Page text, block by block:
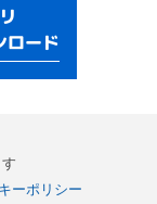
ーポリシー